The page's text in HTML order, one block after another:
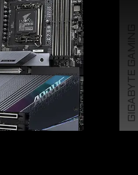
GIGABYTE GAMING